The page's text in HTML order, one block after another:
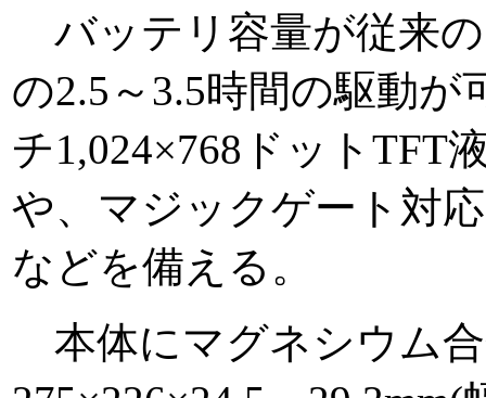
バッテリ容量が従来の
の2.5～3.5時間の駆動
チ1,024×768ドットTFT
や、マジックゲート対
などを備える。
本体にマグネシウム